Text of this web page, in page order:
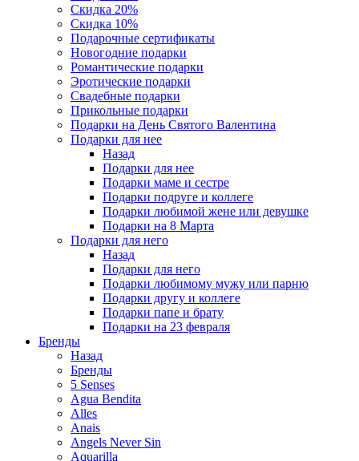
Скидка 20%
Скидка 10%
Подарочные сертификаты
Новогодние подарки
Романтические подарки
Эротические подарки
Свадебные подарки
Прикольные подарки
Подарки на День Святого Валентина
Подарки для нее
Назад
Подарки для нее
Подарки маме и сестре
Подарки подруге и коллеге
Подарки любимой жене или девушке
Подарки на 8 Марта
Подарки для него
Назад
Подарки для него
Подарки любимому мужу или парню
Подарки другу и коллеге
Подарки папе и брату
Подарки на 23 февраля
Бренды
Назад
Бренды
5 Senses
Agua Bendita
Alles
Anais
Angels Never Sin
Aquarilla